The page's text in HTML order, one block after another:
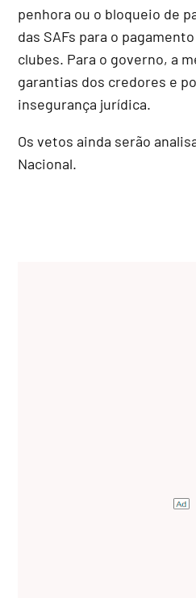
penhora ou o bloqueio de
das SAFs para o
clubes. Para o governo, a
garantias dos credores e
insegurança jurídica.
Os vetos ainda serão
Nacional.